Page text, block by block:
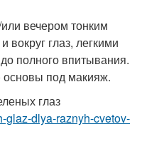
вечером тонким
глаз, легкими
полного впитывания.
основы под макияж.
глаз
glaz-dlya-raznyh-cvetov-